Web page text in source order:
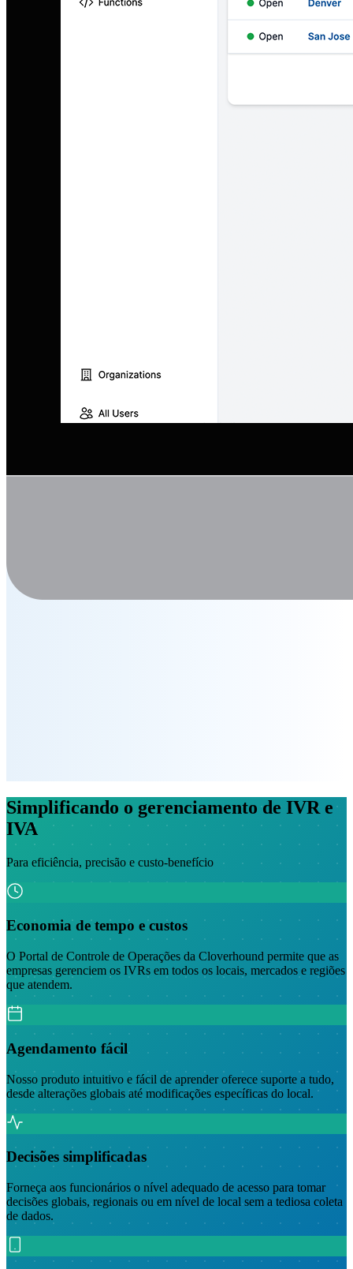
Simplificando o gerenciamento de IVR e
IVA
Para eficiência, precisão e custo-benefício
Economia de tempo e custos
O Portal de Controle de Operações da Cloverhound permite que as
empresas gerenciem os IVRs em todos os locais, mercados e regiões
que atendem.
Agendamento fácil
Nosso produto intuitivo e fácil de aprender oferece suporte a tudo,
desde alterações globais até modificações específicas do local.
Decisões simplificadas
Forneça aos funcionários o nível adequado de acesso para tomar
decisões globais, regionais ou em nível de local sem a tediosa coleta
de dados.